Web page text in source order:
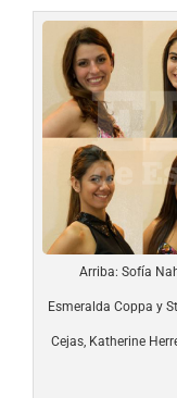
Arriba: Sofía
Esmeralda Coppa y
Cejas, Katherine